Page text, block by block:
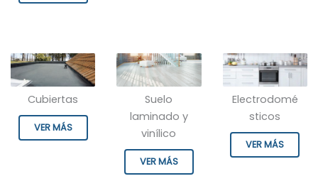
Cubiertas
VER MÁS
Suelo
laminado y
vinílico
VER MÁS
Electrodomé
sticos
VER MÁS